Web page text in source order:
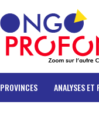
PROVINCES ANALYSES